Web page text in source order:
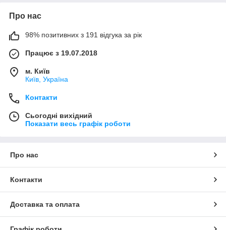
Про нас
98% позитивних з 191 відгука за рік
Працює з 19.07.2018
м. Київ
Київ, Україна
Контакти
Сьогодні вихідний
Показати весь графік роботи
Про нас
Контакти
Доставка та оплата